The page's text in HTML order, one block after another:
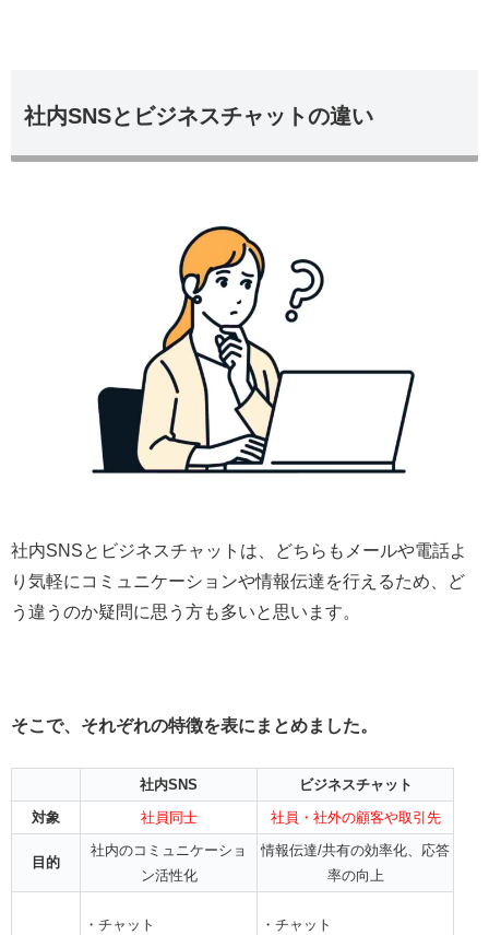
社内SNSとビジネスチャットの違い
社内SNSとビジネスチャットは、どちらもメールや電話よ
り気軽にコミュニケーションや情報伝達を行えるため、ど
う違うのか疑問に思う方も多いと思います。
そこで、それぞれの特徴を表にまとめました。
社内SNS
ビジネスチャット
対象
社員同士 社員・社外の顧客や取引先
目的
社内のコミュニケーショ
ン活性化
情報伝達/共有の効率化、応答
率の向上
・チャット ・チャット